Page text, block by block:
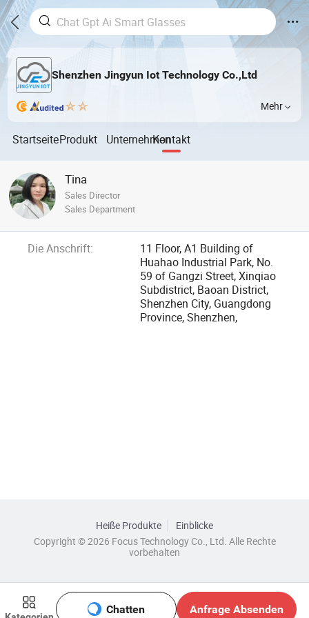
Shenzhen Jingyun Iot Technology Co.,Ltd
Mehr
StartseiteProdukt UnternehmenKontakt
Chatten Anfrage Absenden
Tina
Sales Director
Sales Department
Die Anschrift:
11 Floor, A1 Building of
Huahao Industrial Park, No.
59 of Gangzi Street, Xinqiao
Subdistrict, Baoan District,
Shenzhen City, Guangdong
Province, Shenzhen,
Heiße Produkte
Einblicke
Copyright © 2026 Focus Technology Co., Ltd. Alle Rechte
vorbehalten